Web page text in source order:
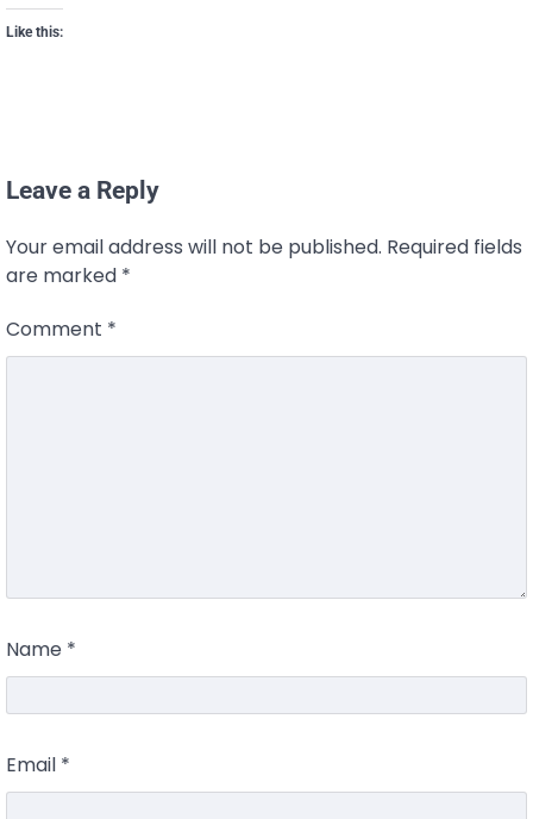
Like this:
Leave a Reply
Your email address will not be published. Required fields
are marked *
Comment *
Name *
Email *